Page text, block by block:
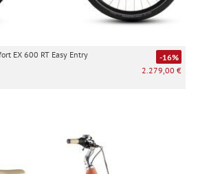
EX 600 RT Easy Entry
-16%
2.279,00 €